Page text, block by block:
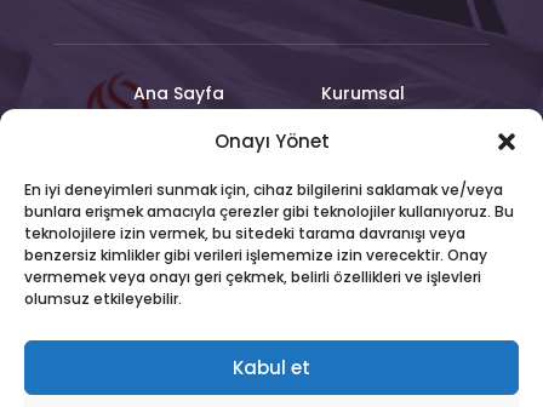
Onayı Yönet
En iyi deneyimleri sunmak için, cihaz bilgilerini saklamak ve/veya
bunlara erişmek amacıyla çerezler gibi teknolojiler kullanıyoruz. Bu
teknolojilere izin vermek, bu sitedeki tarama davranışı veya
benzersiz kimlikler gibi verileri işlememize izin verecektir. Onay
vermemek veya onayı geri çekmek, belirli özellikleri ve işlevleri
olumsuz etkileyebilir.
Kabul et
Ana Sayfa
Kurumsal
KVKK Bilgilendirme
© 2026 Ercansoy Tekstil San. Tic. A.Ş. | Tüm Hakları Saklıdır.